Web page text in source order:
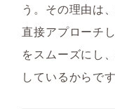
う。その理由は
直接アプローチ
をスムーズにし
しているからです